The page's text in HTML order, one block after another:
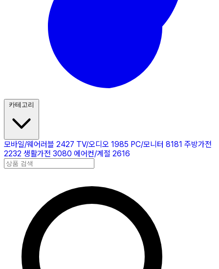
카테고리
모바일/웨어러블 2427 TV/오디오 1985 PC/모니터 8181 주방가전
2232 생활가전 3080 에어컨/계절 2616